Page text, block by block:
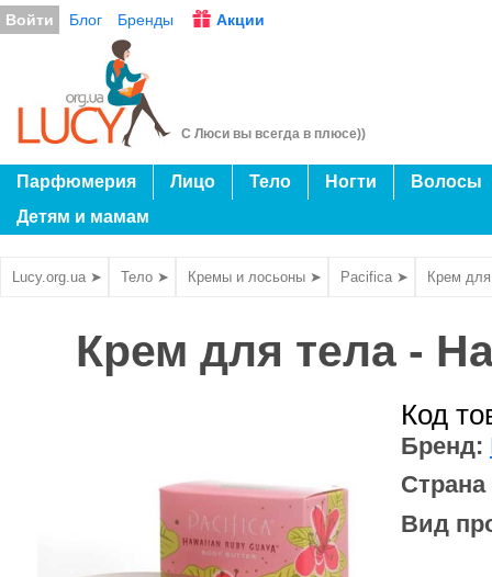
Войти Блог Бренды Акции
С Люси вы всегда в плюсе))
Парфюмерия Лицо Тело Ногти
Волосы
Детям и мамам
Lucy.org.ua ➤ Тело ➤ Кремы и лосьоны ➤ Pacifica ➤ Крем
Крем для тела -
Код
Бренд:
Вид